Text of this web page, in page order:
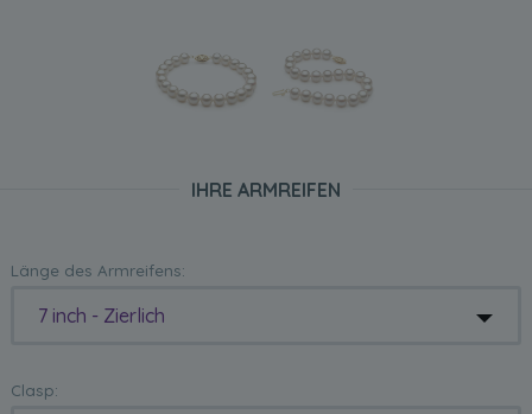
IHRE ARMREIFEN
Länge des Armreifens:
7 inch - Zierlich
Clasp: